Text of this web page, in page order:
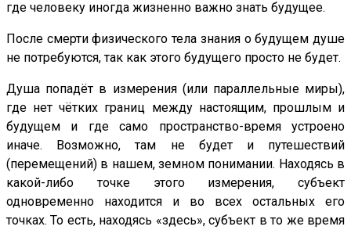
где человеку иногда жизненно важно знать будущее.
После смерти физического тела знания о будущем душе
не потребуются, так как этого будущего просто не будет.
Душа попадёт в измерения (или параллельные миры),
где нет чётких границ между настоящим, прошлым и
будущем и где само пространство-время устроено
иначе. Возможно, там не будет и путешествий
(перемещений) в нашем, земном понимании. Находясь в
какой-либо точке этого измерения, субъект
одновременно находится и во всех остальных его
точках. То есть, находясь «здесь», субъект в то же время